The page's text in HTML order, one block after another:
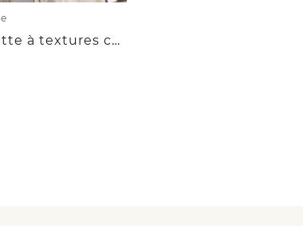
Casquette à textures contrastées et message imprimé